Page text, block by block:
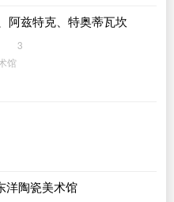
阿兹特克、特奥蒂瓦坎
3
馆
洋陶瓷美术馆